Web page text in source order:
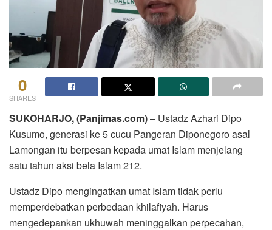
0
SHARES
SUKOHARJO, (Panjimas.com)– Ustadz Azhari Dipo
Kusumo, generasi ke 5 cucu Pangeran Diponegoro asal
Lamongan itu berpesan kepada umat Islam menjelang
satu tahun aksi bela Islam 212.
Ustadz Dipo mengingatkan umat Islam tidak perlu
memperdebatkan perbedaan khilafiyah. Harus
mengedepankan ukhuwah meninggalkan perpecahan,